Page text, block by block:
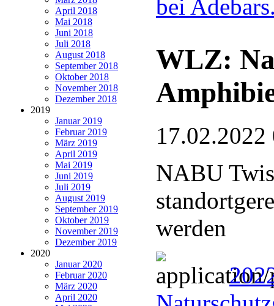
April 2018
Mai 2018
Juni 2018
Juli 2018
August 2018
September 2018
Oktober 2018
November 2018
Dezember 2018
2019
Januar 2019
Februar 2019
März 2019
April 2019
Mai 2019
Juni 2019
Juli 2019
August 2019
September 2019
Oktober 2019
November 2019
Dezember 2019
2020
Januar 2020
Februar 2020
März 2020
April 2020
bei
WLZ:
17.02.2022
NABU
werden